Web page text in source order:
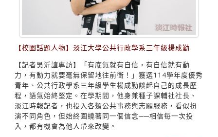
【校園話題人物】淡江大學公共行政學系三年級楊成勤
【記者吳沂諠專訪】「有底氣就有自信，有自信就有動
力，有動力就要毫無保留地往前衝！」獲選114學年度優秀
青年、公共行政學系三年級學生楊成勤談起自己的成長歷
程，語氣始終堅定。在學期間，他身兼種子課輔社社長、
淡江時報記者，也投入各類公共事務與志願服務，看似扮
演不同角色，但始終圍繞著同一個信念──相信每一次投
入，都有機會為他人帶來改變。